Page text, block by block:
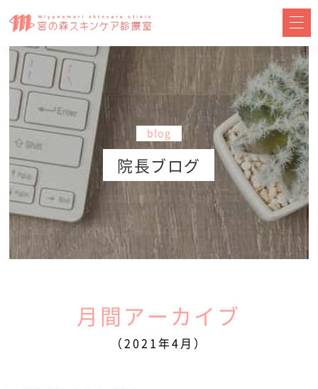
blog
院長ブログ
月間アーカイブ
（2021年4月）